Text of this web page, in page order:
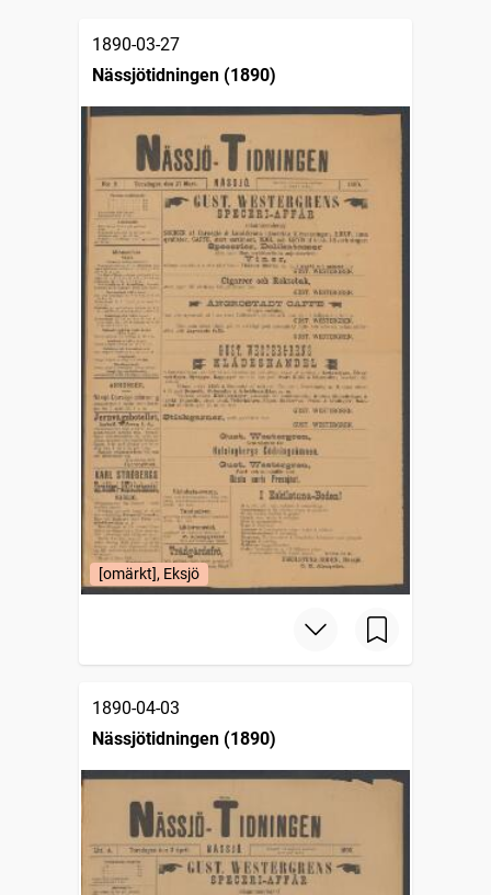
1890-03-27
Nässjötidningen (1890)
[omärkt], Eksjö
1890-04-03
Nässjötidningen (1890)